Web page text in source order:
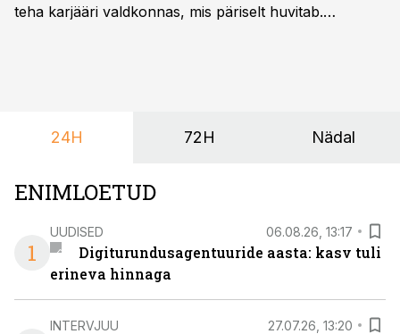
teha karjääri valdkonnas, mis päriselt huvitab.
24H 72H Nädal
ENIMLOETUD
1
UUDISED 06.08.26, 13:17
Digiturundusagentuuride aasta: kasv tuli
erineva hinnaga
INTERVJUU 27.07.26, 13:20